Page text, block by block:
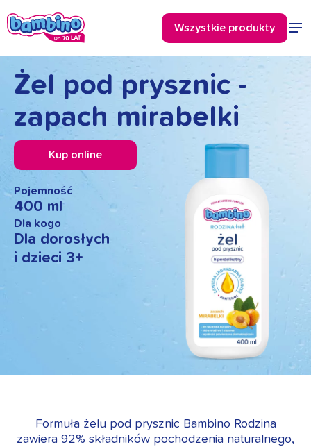
Żel pod prysznic -
zapach mirabelki
Kup online
Pojemność
400 ml
Dla kogo
Dla dorosłych
i dzieci 3+
Formuła żelu pod prysznic Bambino Rodzina
zawiera 92% składników pochodzenia naturalnego,